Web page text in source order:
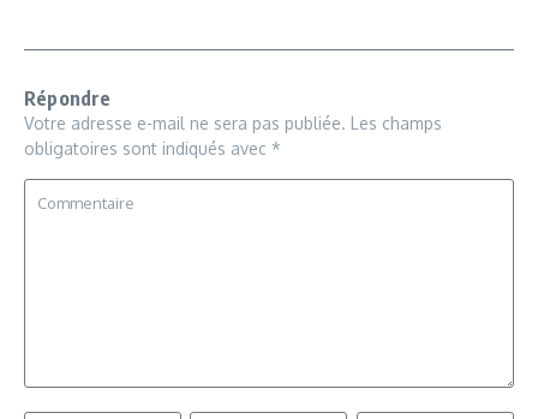
Répondre
Votre adresse e-mail ne sera pas publiée. Les champs
obligatoires sont indiqués avec *